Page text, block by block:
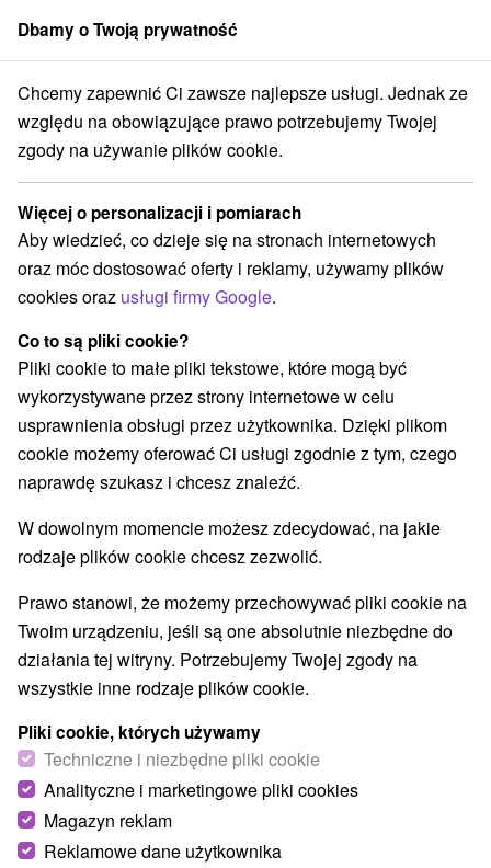
członek grupySorger
na prenájom Východné Slovensko Prešovský kraj Poprad
Chaty na prenájom Poprad
Kategorie
Wszystkie kategorie
Hotele na Slovacji(7)
Apartmány(7) Chaty na prenájom
Penzióny (18) Priváty
Wybierz lokalizację lub datę
WSZYSTKO NAJTAŃSZE NAJDROŻSZE NA
Dbamy o Twoją prywatność
Chcemy zapewnić Ci zawsze najlepsze usługi. Jednak ze
względu na obowiązujące prawo potrzebujemy Twojej
zgody na używanie plików cookie.
Więcej o personalizacji i pomiarach
Aby wiedzieć, co dzieje się na stronach internetowych
oraz móc dostosować oferty i reklamy, używamy plików
cookies oraz usługi firmy Google.
Co to są pliki cookie?
Pliki cookie to małe pliki tekstowe, które mogą być
wykorzystywane przez strony internetowe w celu
usprawnienia obsługi przez użytkownika. Dzięki plikom
cookie możemy oferować Ci usługi zgodnie z tym, czego
naprawdę szukasz i chcesz znaleźć.
W dowolnym momencie możesz zdecydować, na jakie
rodzaje plików cookie chcesz zezwolić.
Prawo stanowi, że możemy przechowywać pliki cookie na
Twoim urządzeniu, jeśli są one absolutnie niezbędne do
działania tej witryny. Potrzebujemy Twojej zgody na
wszystkie inne rodzaje plików cookie.
Pliki cookie, których używamy
Techniczne i niezbędne pliki cookie
Analityczne i marketingowe pliki cookies
Magazyn reklam
Reklamowe dane użytkownika